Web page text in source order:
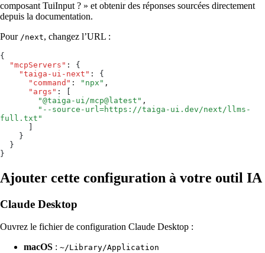
composant TuiInput ? » et obtenir des réponses sourcées directement
depuis la documentation.
Pour /next, changez l’URL :
{
  "mcpServers"
:
{
    "taiga-ui-next"
:
{
      "command"
: " npx " ,
      "args"
:
        "
@taiga-ui/mcp@latest " ,
        "
--source-url=https://taiga-ui.dev/next/llms-
full.txt "
    }
  }
}
Ajouter cette configuration à votre outil IA
Claude Desktop
Ouvrez le fichier de configuration Claude Desktop :
macOS : ~/Library/Application